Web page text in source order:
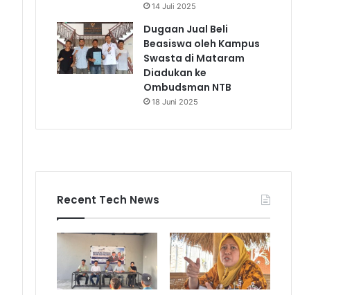
14 Juli 2025
Dugaan Jual Beli
Beasiswa oleh Kampus
Swasta di Mataram
Diadukan ke
Ombudsman NTB
18 Juni 2025
Recent Tech News